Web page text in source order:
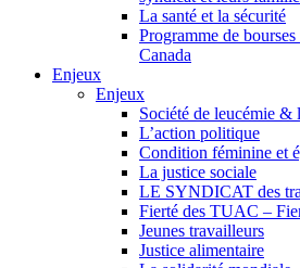
La santé et la sécurité
Programme de
Canada
Enjeux
Enjeux
Société de leucémie &
L’action politique
Condition féminine et
La justice sociale
LE SYNDICAT des
Fierté des TUAC –
Jeunes travailleurs
Justice alimentaire